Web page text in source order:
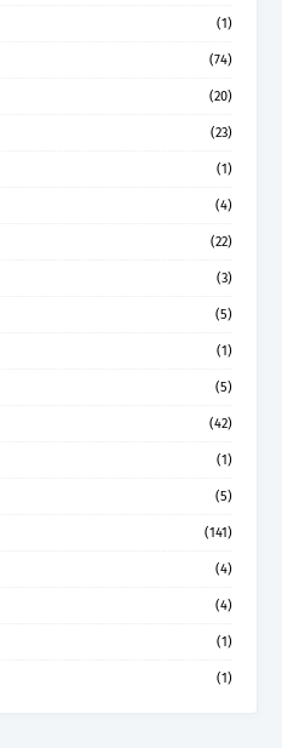
(1)
(74)
(20)
(23)
(1)
(4)
(22)
(3)
(5)
(1)
(5)
(42)
(1)
(5)
(141)
(4)
(4)
(1)
(1)